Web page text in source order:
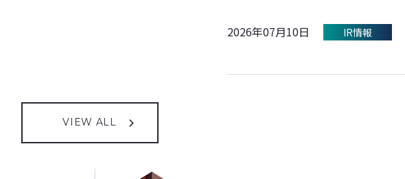
2026年07月10日 IR情報
VIEW ALL